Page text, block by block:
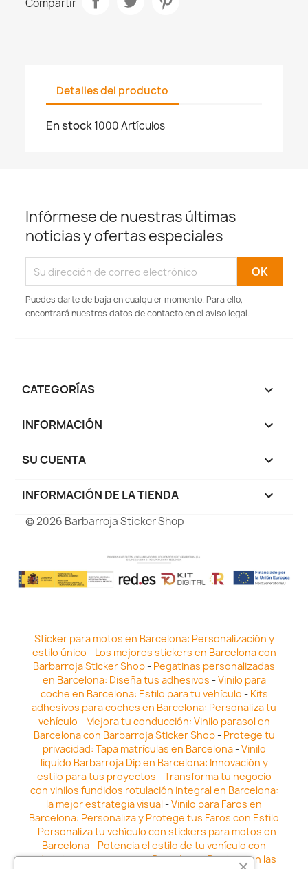
Detalles del producto
En stock1000 Artículos
Infórmese de nuestras últimas
noticias y ofertas especiales
Puedes darte de baja en cualquier momento. Para ello,
encontrará nuestros datos de contacto en el aviso legal.
CATEGORÍAS 
INFORMACIÓN 
SU CUENTA 
INFORMACIÓN DE LA TIENDA keyboard_arrow_down
© 2026 Barbarroja Sticker Shop
Sticker para motos en Barcelona: Personalización y
estilo único - Los mejores stickers en Barcelona con
Barbarroja Sticker Shop- Pegatinas personalizadas
en Barcelona: Diseña tus adhesivos -Vinilo para
coche en Barcelona: Estilo para tu vehículo - Kits
adhesivos para coches en Barcelona: Personaliza tu
vehículo - Mejora tu conducción: Vinilo parasol en
Barcelona con Barbarroja Sticker Shop- Protege tu
privacidad: Tapa matrículas en Barcelona-Vinilo
líquido Barbarroja Dip en Barcelona: Innovación y
estilo para tus proyectos -Transforma tu negocio
con vinilos fundidos rotulación integral en Barcelona:
la mejor estrategia visual -Vinilo para Faros en
Barcelona: Personaliza y Protege tus Faros con Estilo
- Personaliza tu vehículo con stickers para motos en
Barcelona- Potencia el estilo de tu vehículo con
adhesivos para coche en Barcelona-Destaca en las